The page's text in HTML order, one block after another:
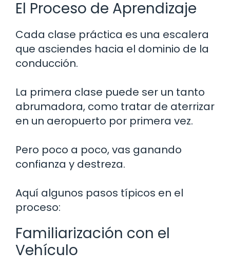
El Proceso de Aprendizaje
Cada clase práctica es una escalera
que asciendes hacia el dominio de la
conducción.
La primera clase puede ser un tanto
abrumadora, como tratar de aterrizar
en un aeropuerto por primera vez.
Pero poco a poco, vas ganando
confianza y destreza.
Aquí algunos pasos típicos en el
proceso:
Familiarización con el
Vehículo